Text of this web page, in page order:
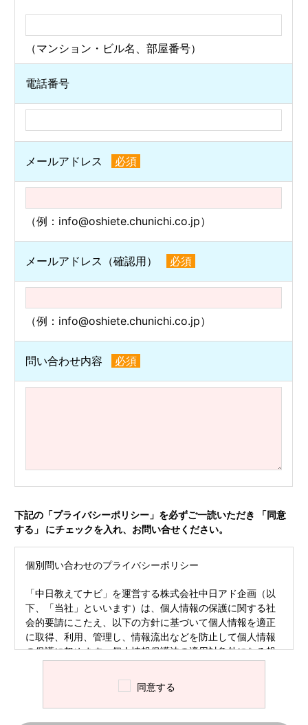
（マンション・ビル名、部屋番号）
電話番号
メールアドレス 必須
（例：info@oshiete.chunichi.co.jp）
メールアドレス（確認用） 必須
（例：info@oshiete.chunichi.co.jp）
問い合わせ内容 必須
下記の「プライバシーポリシー」を必ずご一読いただき 「同意
する」 にチェックを入れ、お問い合せください。
個別問い合わせのプライバシーポリシー
「中日教えてナビ」を運営する株式会社中日アド企画（以
下、「当社」といいます）は、個人情報の保護に関する社
会的要請にこたえ、以下の方針に基づいて個人情報を適正
に取得、利用、管理し、情報流出などを防止して個人情報
の保護に努めます。個人情報保護法の適用対象外になる報
下、適正な扱いを講じます。
ご入力いただいた個人情報は、いただいた問い合わせに
同意する